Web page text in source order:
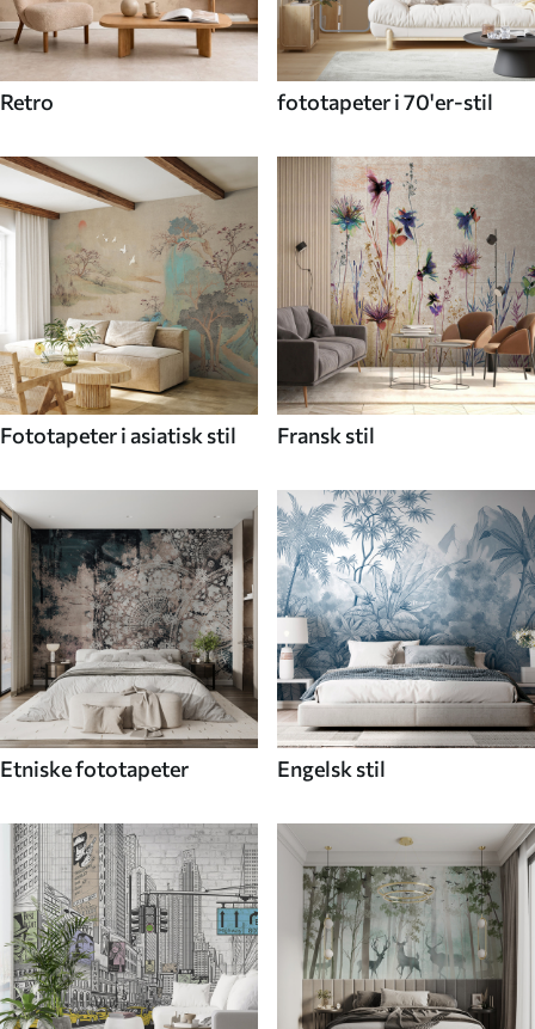
Retro fototapeter i 70'er-stil
Fototapeter i asiatisk stil Fransk stil
Etniske fototapeter Engelsk stil